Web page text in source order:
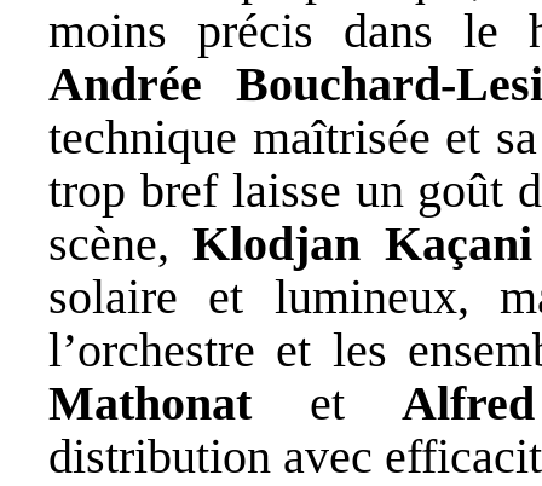
moins précis dans le
Andrée Bouchard-
technique maîtrisée et
trop bref laisse un goût
scène,Klodjan Kaçani
solaire et lumineux,
l’orchestre et les
Mathonatet
distribution avec